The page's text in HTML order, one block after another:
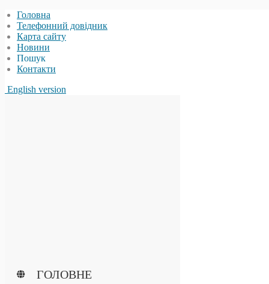
Головна
Телефонний довідник
Карта сайту
Новини
Пошук
Контакти
English version
ГОЛОВНЕ